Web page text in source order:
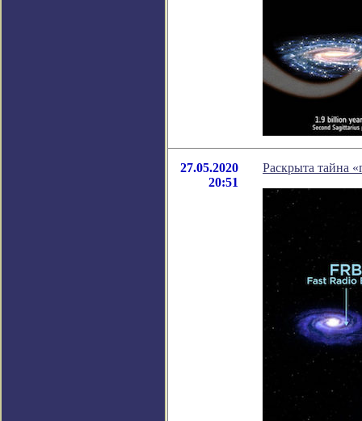
27.05.2020
20:51
Раскрыта тайна